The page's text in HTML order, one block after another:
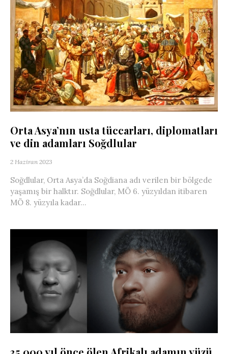
Orta Asya’nın usta tüccarları, diplomatları
ve din adamları Soğdlular
2 Haziran 2023
Soğdlular, Orta Asya’da Soğdiana adı verilen bir bölgede
yaşamış bir halktır. Soğdlular, MÖ 6. yüzyıldan itibaren
MÖ 8. yüzyıla kadar...